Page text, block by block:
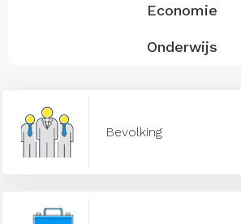
Economie
Onderwijs
Bevolking